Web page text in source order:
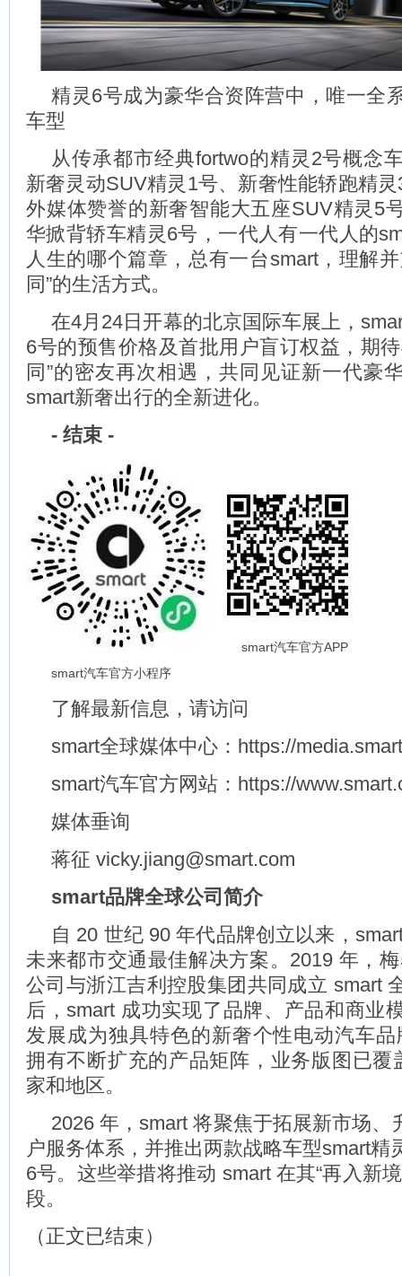
精灵6号成为豪华合资阵营中，唯一全
车型
从传承都市经典fortwo的精灵2号概念
新奢灵动SUV精灵1号、新奢性能轿跑精
外媒体赞誉的新奢智能大五座SUV精灵5
华掀背轿车精灵6号，一代人有一代人的
人生的哪个篇章，总有一台smart，理解
同”的生活方式。
在4月24日开幕的北京国际车展上，
6号的预售价格及首批用户盲订权益，期
同”的密友再次相遇，共同见证新一代豪
smart新奢出行的全新进化。
- 结束 -
smart汽车官方小程序
smart汽车官方APP
了解最新信息，请访问
smart全球媒体中心：https://
smart汽车官方网站：https://
媒体垂询
蒋征 vicky.jiang@smart.com
smart品牌全球公司简介
自 20 世纪 90 年代品牌创立以来，
未来都市交通最佳解决方案。2019 年，
公司与浙江吉利控股集团共同成立 smart
后，smart 成功实现了品牌、产品和商业
发展成为独具特色的新奢个性电动汽车
拥有不断扩充的产品矩阵，业务版图已覆
家和地区。
2026 年，smart 将聚焦于拓展新市场、
户服务体系，并推出两款战略车型smart精
6号。这些举措将推动 smart 在其“再入新
段。
（正文已结束）